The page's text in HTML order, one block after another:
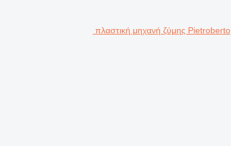
πλαστική μηχανή ζύμης Pietroberto